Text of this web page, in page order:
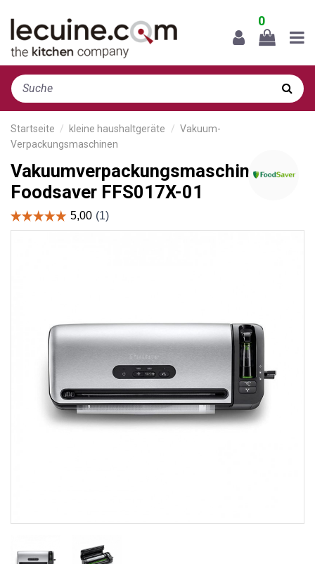
0
Startseite kleine haushaltgeräte
Vakuum-
Verpackungsmaschinen
Vakuumverpackungsmaschine
Foodsaver FFS017X-01